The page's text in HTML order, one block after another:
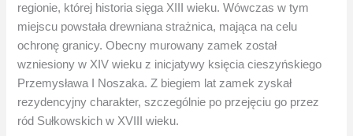
regionie, której historia sięga XIII wieku. Wówczas w tym
miejscu powstała drewniana strażnica, mająca na celu
ochronę granicy. Obecny murowany zamek został
wzniesiony w XIV wieku z inicjatywy księcia cieszyńskiego
Przemysława I Noszaka. Z biegiem lat zamek zyskał
rezydencyjny charakter, szczególnie po przejęciu go przez
ród Sułkowskich w XVIII wieku.